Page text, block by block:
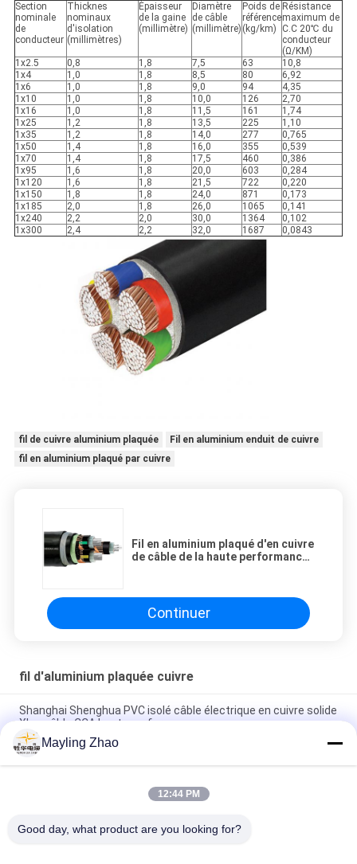
Section
nominale
de
conducteur
Thicknes
nominaux
d'isolation
(millimètres)
Épaisseur
de la gaine
(millimètre)
Diamètre
de câble
(millimètre)
Poids de
référence
(kg/km)
Résistance
maximum de
C.C 20℃ du
conducteur
(Ω/KM)
1x2.5
0,8 1,8 7,5 63
10,8
1x4
1,0 1,8 8,5 80
6,92
1x6
1,0 1,8 9,0 94
4,35
1x10
1,0 1,8 10,0 126
2,70
1x16
1,0 1,8 11,5 161
1,74
1x25
1,2 1,8 13,5 225
1,10
1x35
1,2 1,8 14,0 277
0,765
1x50
1,4 1,8 16,0 355
0,539
1x70
1,4 1,8 17,5 460
0,386
1x95
1,6 1,8 20,0 603
0,284
1x120
1,6 1,8 21,5 722
0,220
1x150
1,8 1,8 24,0 871
0,173
1x185
2,0 1,8 26,0 1065
0,141
1x240
2,2 2,0 30,0 1364
0,102
1x300
2,4 2,2 32,0 1687 0,0843
fil de cuivre aluminium plaquée
Fil en aluminium enduit de cuivre
fil en aluminium plaqué par cuivre
Fil en aluminium plaqué d'en cuivre
de câble de la haute performance
Continuer
fil d'aluminium plaquée cuivre
Shanghai Shenghua PVC isolé câble électrique en cuivre solide
Xlpe câble CCA haute performance
Câble CCA de haute performance de fil en aluminium plaqué
de cuivre solide isolé par PVC
Fil de conducteur en aluminium plaqué de cuivre d'écran en
Mayling Zhao
12:44 PM
Good day, what product are you looking for?